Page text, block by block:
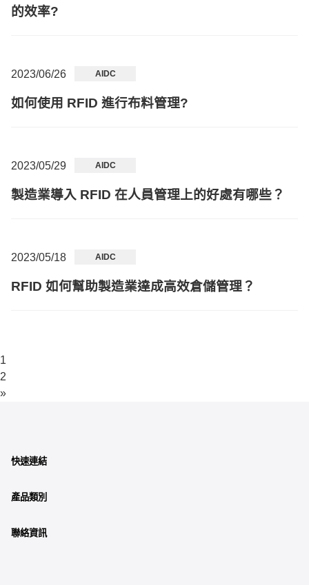
的效率?
2023/06/26 AIDC
如何使用 RFID 進行布料管理?
2023/05/29 AIDC
製造業導入 RFID 在人員管理上的好處有哪些？
2023/05/18 AIDC
RFID 如何幫助製造業達成高效倉儲管理？
1
2
»
快速連結
產品類別
聯絡資訊